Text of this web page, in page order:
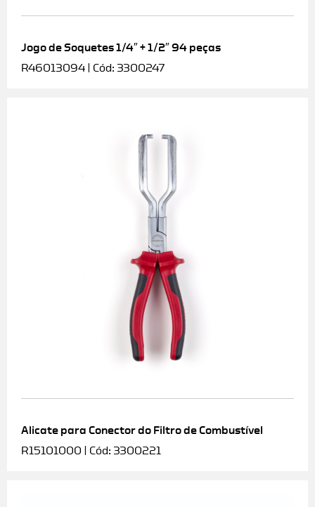
Jogo de Soquetes 1/4″ + 1/2″ 94 peças
R46013094 | Cód: 3300247
Alicate para Conector do Filtro de Combustível
R15101000 | Cód: 3300221